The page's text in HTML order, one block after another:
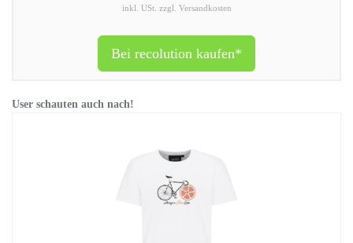
inkl. USt. zzgl. Versandkosten
Bei recolution kaufen*
User schauten auch nach!